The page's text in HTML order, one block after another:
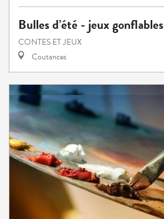
Bulles d’été - jeux gonflables
CONTES ET JEUX
Coutances